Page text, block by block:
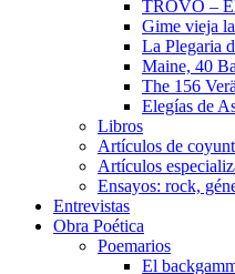
TROVO –
Gime vieja
La Plegaria
Maine, 40
The 156
Elegías de
Libros
Artículos de
Artículos
Ensayos: rock,
Entrevistas
Obra Poética
Poemarios
El